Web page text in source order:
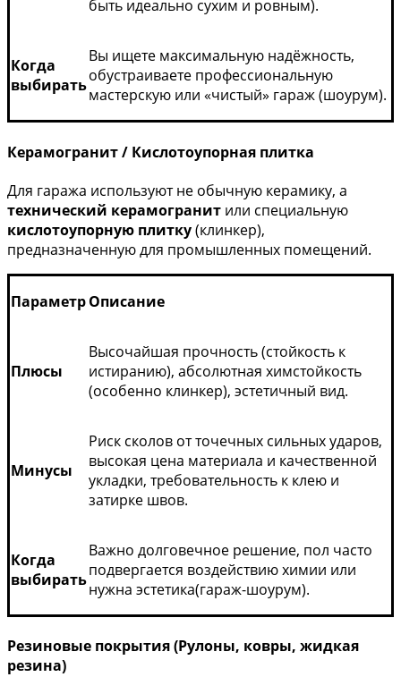
быть идеально сухим и ровным).
Когда
выбирать
Вы ищете максимальную надёжность,
обустраиваете профессиональную
мастерскую или «чистый» гараж (шоурум).
Керамогранит / Кислотоупорная плитка
Для гаража используют не обычную керамику, а
технический керамогранит или специальную
кислотоупорную плитку(клинкер),
предназначенную для промышленных помещений.
ПараметрОписание
Плюсы
Высочайшая прочность (стойкость к
истиранию), абсолютная химстойкость
(особенно клинкер), эстетичный вид.
Минусы
Риск сколов от точечных сильных ударов,
высокая цена материала и качественной
укладки, требовательность к клею и
затирке швов.
Когда
выбирать
Важно долговечное решение, пол часто
подвергается воздействию химии или
нужна эстетика(гараж-шоурум).
Резиновые покрытия (Рулоны, ковры, жидкая
резина)